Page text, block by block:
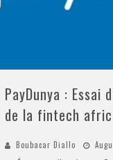
PayDunya : Essai
de la fintech
Boubacar Diallo